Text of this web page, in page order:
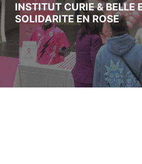
INSTITUT CURIE & BELLE
SOLIDARITE EN ROSE